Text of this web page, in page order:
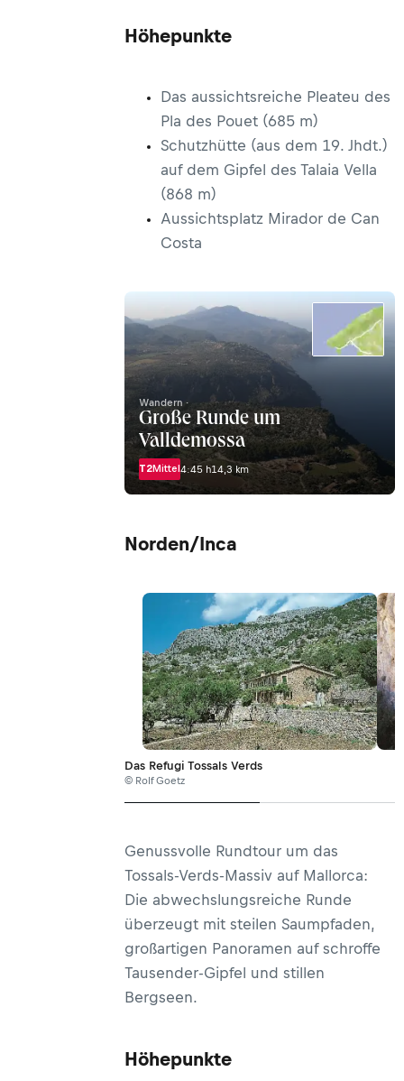
Höhepunkte
Das aussichtsreiche Pleateu des
Pla des Pouet (685 m)
Schutzhütte (aus dem 19. Jhdt.)
auf dem Gipfel des Talaia Vella
(868 m)
Aussichtsplatz Mirador de Can
Costa
Wandern ·
Große Runde um
Valldemossa
T2Mittel 4:45 h14,3 km
Norden/Inca
Das Refugi Tossals Verds
© Rolf Goetz
Genussvolle Rundtour um das
Tossals-Verds-Massiv auf Mallorca:
Die abwechslungsreiche Runde
überzeugt mit steilen Saumpfaden,
großartigen Panoramen auf schroffe
Tausender-Gipfel und stillen
Bergseen.
Höhepunkte